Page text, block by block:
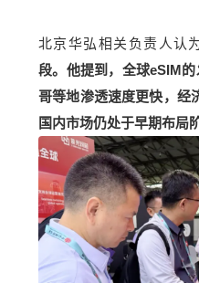
北京华弘相关负责人认为
段。他提到，全球eSIM
哥等地渗透速度更快，经
国内市场仍处于早期布局